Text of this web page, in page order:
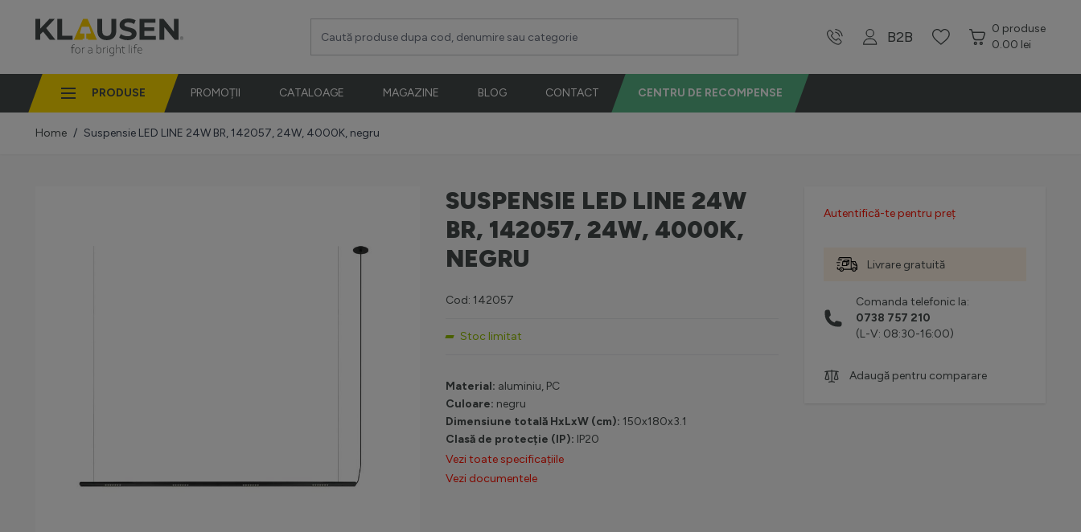
B2B 0 produse
0.00 lei
PRODUSE PROMOȚII CATALOAGE MAGAZINE BLOG CONTACT CENTRU DE RECOMPENSE
Home / Suspensie LED LINE 24W BR, 142057, 24W, 4000K, negru
SUSPENSIE LED LINE 24W
BR, 142057, 24W, 4000K,
NEGRU
Cod: 142057
Stoc limitat
Material: aluminiu, PC
Culoare: negru
Dimensiune totală HxLxW (cm): 150x180x3.1
Clasă de protecție (IP): IP20
Vezi toate specificațiile
Vezi documentele
Autentifică-te pentru preț
Livrare gratuită
Comanda telefonic la:
0738 757 210
(L-V: 08:30-16:00)
Adaugă pentru comparare